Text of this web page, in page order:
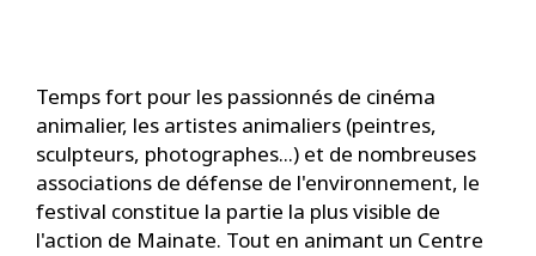
Temps fort pour les passionnés de cinéma
animalier, les artistes animaliers (peintres,
sculpteurs, photographes...) et de nombreuses
associations de défense de l'environnement, le
festival constitue la partie la plus visible de
l'action de Mainate. Tout en animant un Centre